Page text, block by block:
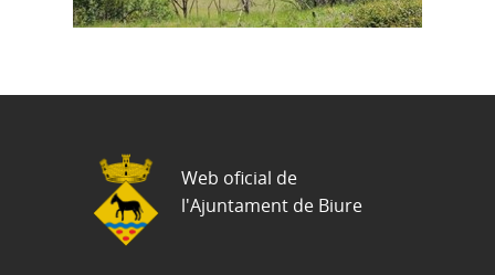
Web oficial de
l'Ajuntament de Biure